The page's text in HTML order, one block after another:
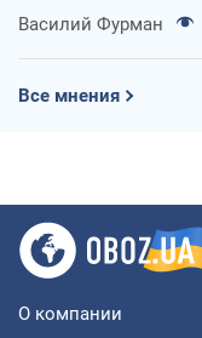
Василий Фурман
Все мнения
О компании